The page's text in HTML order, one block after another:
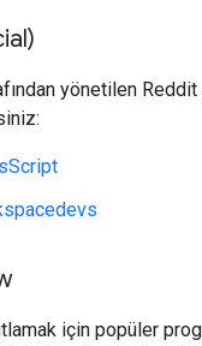
yönetilen
için popüler